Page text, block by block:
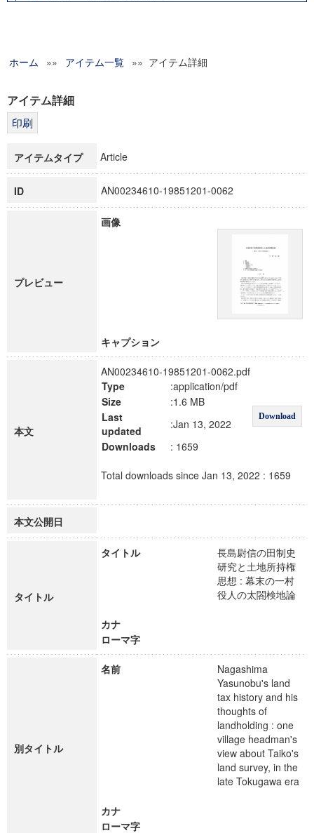
グローバルリサーチインスティテュート
科学研究費補助金研究成果報告書
博士課程教育リーディングプログラム「超成熟社会発展のサ
ホーム »» アイテム一覧 »» アイテム詳細
アイテム詳細
アイテムタイプ Article
ID AN00234610-19851201-0062
プレビュー
画像
キャプション
本文
AN00234610-19851201-0062.pdf
Type
:application/pdf
Download
Size
:1.6 MB
Last
updated
:Jan 13, 2022
Downloads
: 1659
Total downloads since Jan 13, 2022 : 1659
本文公開日
タイトル
タイトル
長島尉信の田制史
研究と土地所持権
思想 : 幕末の一村
役人の太閤検地論
カナ
ローマ字
別タイトル
名前
Nagashima
Yasunobu's land
tax history and his
thoughts of
landholding : one
village headman's
view about Taiko's
land survey, in the
late Tokugawa era
カナ
ローマ字